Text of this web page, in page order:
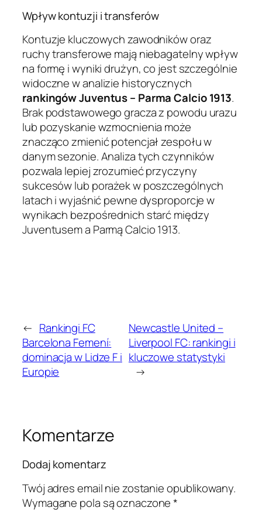
Wpływ kontuzji i transferów
Kontuzje kluczowych zawodników oraz
ruchy transferowe mają niebagatelny wpływ
na formę i wyniki drużyn, co jest szczególnie
widoczne w analizie historycznych
rankingów Juventus – Parma Calcio 1913.
Brak podstawowego gracza z powodu urazu
lub pozyskanie wzmocnienia może
znacząco zmienić potencjał zespołu w
danym sezonie. Analiza tych czynników
pozwala lepiej zrozumieć przyczyny
sukcesów lub porażek w poszczególnych
latach i wyjaśnić pewne dysproporcje w
wynikach bezpośrednich starć między
Juventusem a Parmą Calcio 1913.
← Rankingi FC
Barcelona Femení:
dominacja w Lidze F i
Europie
Newcastle United –
Liverpool FC: rankingi i
kluczowe statystyki
→
Komentarze
Dodaj komentarz
Twój adres email nie zostanie opublikowany.
Wymagane pola są oznaczone*